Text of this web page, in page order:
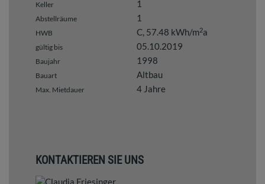
Keller 1
Abstellräume 1
HWB C, 57.48 kWh/m2a
gültig bis 05.10.2019
Baujahr 1998
Bauart Altbau
Max. Mietdauer 4 Jahre
KONTAKTIEREN SIE UNS